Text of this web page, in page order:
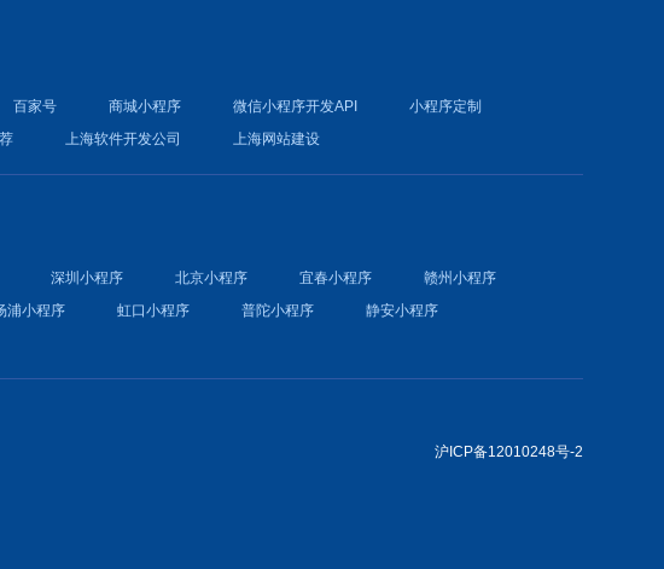
百家号 商城小程序 微信小程序开发API
小程序定制
上海软件开发公司 上海网站建设
深圳小程序 北京小程序 宜春小程序
赣州小程序
浦小程序 虹口小程序 普陀小程序
静安小程序
沪ICP备12010248号-2